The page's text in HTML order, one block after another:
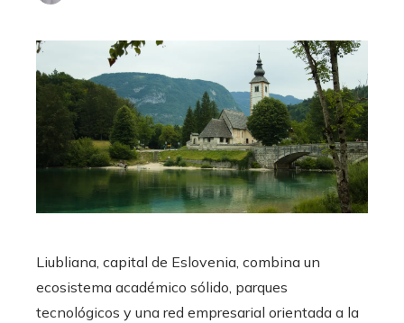
Liubliana, capital de Eslovenia, combina un
ecosistema académico sólido, parques
tecnológicos y una red empresarial orientada a la